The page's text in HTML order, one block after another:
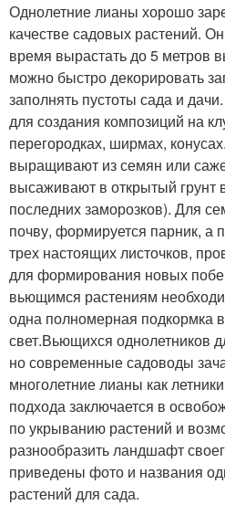
Однолетние лианы хорошо
качестве садовых растений.
время вырастать до 5 метров
можно быстро декорировать
заполнять пустоты сада и
для создания композиций на
перегородках, ширмах,
выращивают из семян или
высаживают в открытый грунт
последних заморозков). Для
почву, формируется парник, а
трех настоящих листочков,
для формирования новых
вьющимся растениям
одна полномерная подкормка
свет.Вьющихся однолетников
но современные садоводы
многолетние лианы как
подхода заключается в
по укрыванию растений и
разнообразить ландшафт
приведены фото и названия
растений для сада.